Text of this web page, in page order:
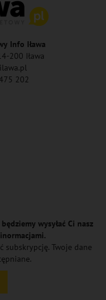
Info Iława
200 Iława
202
wysyłać Ci nasz
subskrypcję. Twoje dane